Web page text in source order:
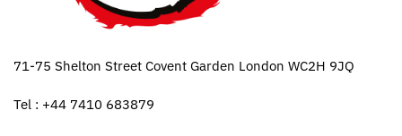
71-75 Shelton Street Covent Garden London WC2H 9JQ
Tel : +44 7410 683879